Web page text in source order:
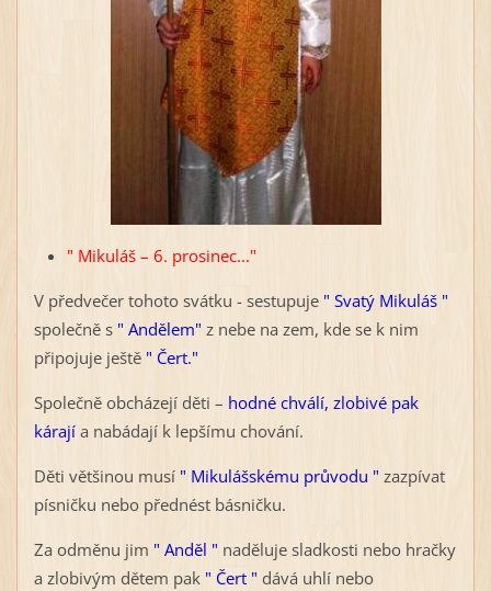
" Mikuláš – 6. prosinec..."
V předvečer tohoto svátku - sestupuje" Svatý Mikuláš "
společně s" Andělem" z nebe na zem, kde se k nim
připojuje ještě" Čert."
Společně obcházejí děti – hodné chválí, zlobivé pak
kárají a nabádají k lepšímu chování.
Děti většinou musí " Mikulášskému průvodu " zazpívat
písničku nebo přednést básničku.
Za odměnu jim " Anděl " naděluje sladkosti nebo hračky
a zlobivým dětem pak " Čert " dává uhlí nebo